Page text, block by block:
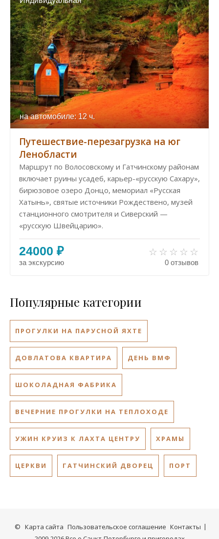
на автомобиле: 12 ч.
Путешествие-перезагрузка на юг
Ленобласти
Маршрут по Волосовскому и Гатчинскому районам
включает руины усадеб, карьер-«русскую Сахару»,
бирюзовое озеро Донцо, мемориал «Русская
Хатынь», святые источники Рождествено, музей
станционного смотрителя и Сиверский —
«русскую Швейцарию».
24000 ₽
за экскурсию 0 отзывов
Популярные категории
ПРОГУЛКИ НА ПАРУСНОЙ ЯХТЕ
ДОВЛАТОВА КВАРТИРА ДЕНЬ ВМФ
ШОКОЛАДНАЯ ФАБРИКА
ВЕЧЕРНИЕ ПРОГУЛКИ НА ТЕПЛОХОДЕ
УЖИН КРУИЗ К ЛАХТА ЦЕНТРУ ХРАМЫ
ЦЕРКВИ ГАТЧИНСКИЙ ДВОРЕЦ ПОРТ
Карта сайта Пользовательское соглашение Контакты
©